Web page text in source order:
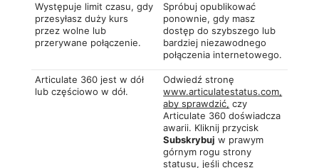
Występuje limit czasu, gdy
przesyłasz duży kurs
przez wolne lub
przerywane połączenie.
Spróbuj opublikować
ponownie, gdy masz
dostęp do szybszego lub
bardziej niezawodnego
połączenia internetowego.
Articulate 360 jest w dół
lub częściowo w dół.
Odwiedź stronę
www.articulatestatus.com,
aby sprawdzić, czy
Articulate 360 doświadcza
awarii. Kliknij przycisk
Subskrybuj w prawym
górnym rogu strony
statusu, jeśli chcesz